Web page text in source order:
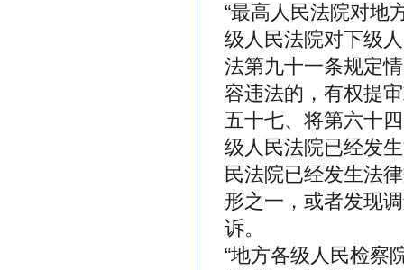
“最高人民法院对地
级人民法院对下级
法第九十一条规定
容违法的，有权提
五十七、将第六十
级人民法院已经发
民法院已经发生法
形之一，或者发现
诉。
“地方各级人民检察